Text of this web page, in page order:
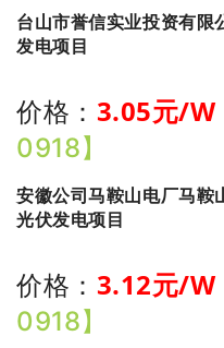
台山市誉信实业投资有
发电项目
价格： 3.05元/W
0918】
安徽公司马鞍山电厂马
光伏发电项目
价格： 3.12元/W
0918】